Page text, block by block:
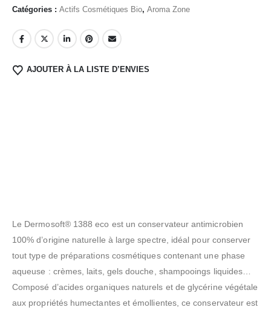
Catégories : Actifs Cosmétiques Bio, Aroma Zone
AJOUTER À LA LISTE D’ENVIES
Le Dermosoft® 1388 eco est un conservateur antimicrobien
100% d’origine naturelle à large spectre, idéal pour conserver
tout type de préparations cosmétiques contenant une phase
aqueuse : crèmes, laits, gels douche, shampooings liquides…
Composé d’acides organiques naturels et de glycérine végétale
aux propriétés humectantes et émollientes, ce conservateur est